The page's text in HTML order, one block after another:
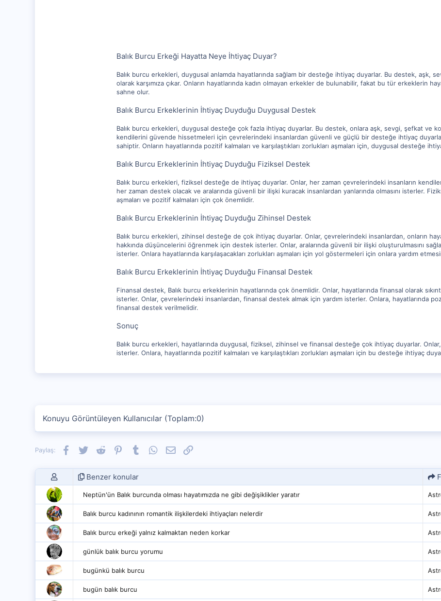
Balık Burcu Erkeği Hayatta Neye İhtiyaç Duyar?
Balık burcu erkekleri, duygusal anlamda hayatlarında sağlam bir desteğe ihtiyaç duyarlar. Bu destek, aşk,
olarak karşımıza çıkar. Onların hayatlarında kadın olmayan erkekler de bulunabilir, fakat bu tür erkeklerin
sahne olur.
Balık Burcu Erkeklerinin İhtiyaç Duyduğu Duygusal Destek
Balık burcu erkekleri, duygusal desteğe çok fazla ihtiyaç duyarlar. Bu destek, onlara aşk, sevgi, şefkat ve
kendilerini güvende hissetmeleri için çevrelerindeki insanlardan güvenli ve güçlü bir desteğe ihtiyaç
sahiptir. Onların hayatlarında pozitif kalmaları ve karşılaştıkları zorlukları aşmaları için, duygusal desteğe
Balık Burcu Erkeklerinin İhtiyaç Duyduğu Fiziksel Destek
Balık burcu erkekleri, fiziksel desteğe de ihtiyaç duyarlar. Onlar, her zaman çevrelerindeki insanların
her zaman destek olacak ve aralarında güvenli bir ilişki kuracak insanlardan yanlarında olmasını isterler.
aşmaları ve pozitif kalmaları için çok önemlidir.
Balık Burcu Erkeklerinin İhtiyaç Duyduğu Zihinsel Destek
Balık burcu erkekleri, zihinsel desteğe de çok ihtiyaç duyarlar. Onlar, çevrelerindeki insanlardan, onların
hakkında düşüncelerini öğrenmek için destek isterler. Onlar, aralarında güvenli bir ilişki oluşturulmasını
isterler. Onlara hayatlarında karşılaşacakları zorlukları aşmaları için yol göstermeleri için onlara yardım
Balık Burcu Erkeklerinin İhtiyaç Duyduğu Finansal Destek
Finansal destek, Balık burcu erkeklerinin hayatlarında çok önemlidir. Onlar, hayatlarında finansal olarak
isterler. Onlar, çevrelerindeki insanlardan, finansal destek almak için yardım isterler. Onlara, hayatlarında
finansal destek verilmelidir.
Sonuç
Balık burcu erkekleri, hayatlarında duygusal, fiziksel, zihinsel ve finansal desteğe çok ihtiyaç duyarlar.
isterler. Onlara, hayatlarında pozitif kalmaları ve karşılaştıkları zorlukları aşmaları için bu desteğe ihtiyaç
Konuyu Görüntüleyen Kullanıcılar (Toplam:0)
Paylaş: Facebook
TwitterReddit PinterestTumblrWhatsApp
E-postaLink
Benzer konular
Neptün'ün Balık burcunda olması hayatımızda ne gibi değişiklikler yaratır
Balık burcu kadınının romantik ilişkilerdeki ihtiyaçları nelerdir
Balık burcu erkeği yalnız kalmaktan neden korkar
günlük balık burcu yorumu
bugünkü balık burcu
bugün balık burcu